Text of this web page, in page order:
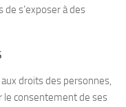
s’exposer à des
droits des personnes,
le consentement de ses